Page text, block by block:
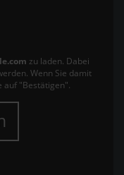
zu laden. Dabei
Wenn Sie damit
auf "Bestätigen".